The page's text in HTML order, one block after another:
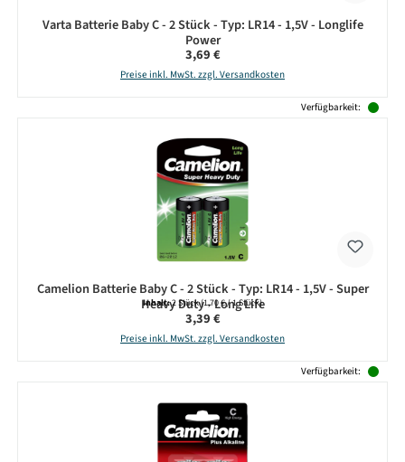
Varta Batterie Baby C - 2 Stück - Typ: LR14 - 1,5V - Longlife
Power
Regulärer Preis:
3,69 €
Preise inkl. MwSt. zzgl. Versandkosten
Verfügbarkeit:
Camelion Batterie Baby C - 2 Stück - Typ: LR14 - 1,5V - Super
Heavy Duty - Long Life
Inhalt:2 Stück(1,70 € / 1 Stück)
Regulärer Preis:
3,39 €
Preise inkl. MwSt. zzgl. Versandkosten
Verfügbarkeit: